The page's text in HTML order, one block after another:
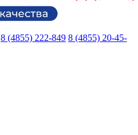
8 (4855) 222-849 8 (4855) 20-45-